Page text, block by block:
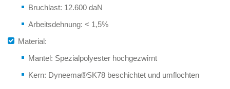
Bruchlast: 12.600 daN
Arbeitsdehnung: < 1,5%
Material:
Mantel: Spezialpolyester hochgezwirnt
Kern: Dyneema®SK78 beschichtet und umflochten